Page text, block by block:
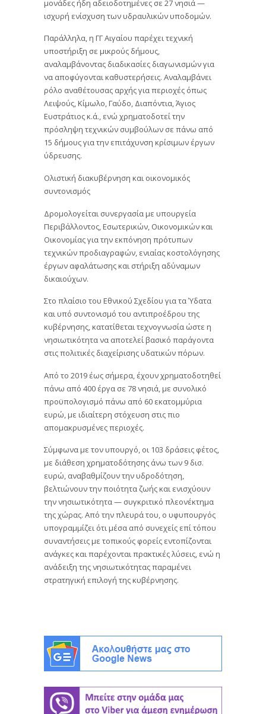
μονάδες ήδη αδειοδοτημένες σε 27 νησιά —
ισχυρή ενίσχυση των υδραυλικών υποδομών.
Παράλληλα, η ΓΓ Αιγαίου παρέχει τεχνική
υποστήριξη σε μικρούς δήμους,
αναλαμβάνοντας διαδικασίες διαγωνισμών για
να αποφύγονται καθυστερήσεις. Αναλαμβάνει
ρόλο αναθέτουσας αρχής για περιοχές όπως
Λειψούς, Κίμωλο, Γαύδο, Διαπόντια, Άγιος
Ευστράτιος κ.ά., ενώ χρηματοδοτεί την
πρόσληψη τεχνικών συμβούλων σε πάνω από
15 δήμους για την επιτάχυνση κρίσιμων έργων
ύδρευσης.
Ολιστική διακυβέρνηση και οικονομικός
συντονισμός
Δρομολογείται συνεργασία με υπουργεία
Περιβάλλοντος, Εσωτερικών, Οικονομικών και
Οικονομίας για την εκπόνηση πρότυπων
τεχνικών προδιαγραφών, ενιαίας κοστολόγησης
έργων αφαλάτωσης και στήριξη αδύναμων
δικαιούχων.
Στο πλαίσιο του Εθνικού Σχεδίου για τα Ύδατα
και υπό συντονισμό του αντιπροέδρου της
κυβέρνησης, κατατίθεται τεχνογνωσία ώστε η
νησιωτικότητα να αποτελεί βασικό παράγοντα
στις πολιτικές διαχείρισης υδατικών πόρων.
Από το 2019 έως σήμερα, έχουν χρηματοδοτηθεί
πάνω από 400 έργα σε 78 νησιά, με συνολικό
προϋπολογισμό πάνω από 60 εκατομμύρια
ευρώ, με ιδιαίτερη στόχευση στις πιο
απομακρυσμένες περιοχές.
Σύμφωνα με τον υπουργό, οι 103 δράσεις φέτος,
με διάθεση χρηματοδότησης άνω των 9 δισ.
ευρώ, αναβαθμίζουν την υδροδότηση,
βελτιώνουν την ποιότητα ζωής και ενισχύουν
την νησιωτικότητα — συγκριτικό πλεονέκτημα
της χώρας. Από την πλευρά του, ο υφυπουργός
υπογραμμίζει ότι μέσα από συνεχείς επί τόπου
συναντήσεις με τοπικούς φορείς εντοπίζονται
ανάγκες και παρέχονται πρακτικές λύσεις, ενώ η
ανάδειξη της νησιωτικότητας παραμένει
στρατηγική επιλογή της κυβέρνησης.